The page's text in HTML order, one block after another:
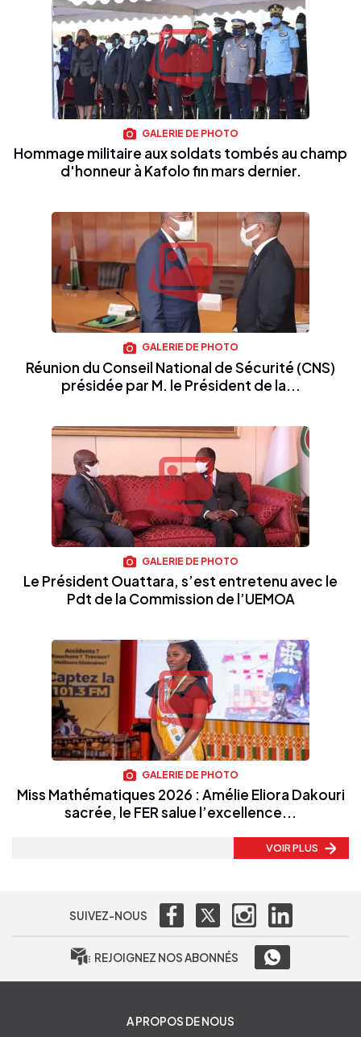
GALERIE DE PHOTO
Hommage militaire aux soldats tombés au champ
d'honneur à Kafolo fin mars dernier.
GALERIE DE PHOTO
Réunion du Conseil National de Sécurité (CNS)
présidée par M. le Président de la...
GALERIE DE PHOTO
Le Président Ouattara, s’est entretenu avec le
Pdt de la Commission de l’UEMOA
GALERIE DE PHOTO
Miss Mathématiques 2026 : Amélie Eliora Dakouri
sacrée, le FER salue l’excellence...
VOIR PLUS
SUIVEZ-NOUS
REJOIGNEZ NOS ABONNÉS
A PROPOS DE NOUS